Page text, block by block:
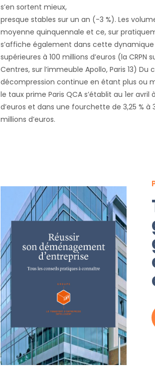
s’en sortent mieux,
presque stables sur un an (-3 %). Les
moyenne quinquennale et ce, sur
s’affiche également dans cette
supérieures à 100 millions d’euros (la CRPN
Centres, sur l’immeuble Apollo, Paris 13)
décompression continue en étant plus ou
le taux prime Paris QCA s’établit au 1er
d’euros et dans une fourchette de 3,25 %
millions d’euros.